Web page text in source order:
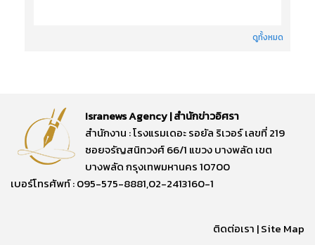
ดูทั้งหมด
Isranews Agency | สำนักข่าวอิศรา
สำนักงาน : โรงแรมเดอะ รอยัล ริเวอร์ เลขที่ 219
ซอยจรัญสนิทวงศ์ 66/1 แขวง บางพลัด เขต
บางพลัด กรุงเทพมหานคร 10700
เบอร์โทรศัพท์ : 095-575-8881,02-2413160-1
ติดต่อเรา |Site Map